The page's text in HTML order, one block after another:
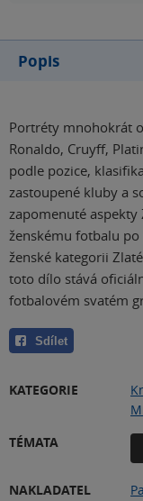
Popis
Portréty mnohokrát
Ronaldo, Cruyff,
podle pozice,
zastoupené kluby a
zapomenuté
ženskému fotbalu
ženské kategorii
toto dílo stává
fotbalovém svatém
Sdílet
KATEGORIE
TÉMATA
NAKLADATEL